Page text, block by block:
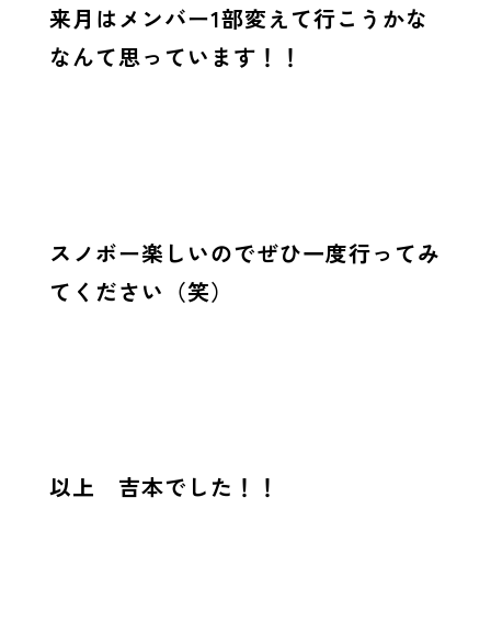
来月はメンバー1部変えて行こうかな
なんて思っています！！
スノボー楽しいのでぜひ一度行ってみ
てください（笑）
以上 吉本でした！！